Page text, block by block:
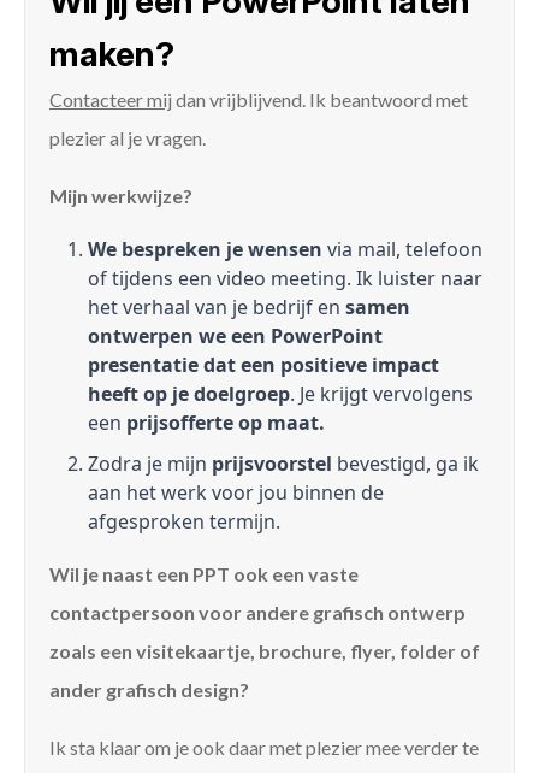
maken?
Contacteer mij dan vrijblijvend. Ik beantwoord met
plezier al je vragen.
Mijn werkwijze?
We bespreken je wensen via mail, telefoon
of tijdens een video meeting. Ik luister naar
het verhaal van je bedrijf en samen
ontwerpen we een PowerPoint
presentatie dat een positieve impact
heeft op je doelgroep. Je krijgt vervolgens
een prijsofferte op maat.
Zodra je mijn prijsvoorstel bevestigd, ga ik
aan het werk voor jou binnen de
afgesproken termijn.
Wil je naast een PPT ook een vaste
contactpersoon voor andere grafisch ontwerp
zoals een visitekaartje, brochure, flyer, folder of
ander grafisch design?
Ik sta klaar om je ook daar met plezier mee verder te